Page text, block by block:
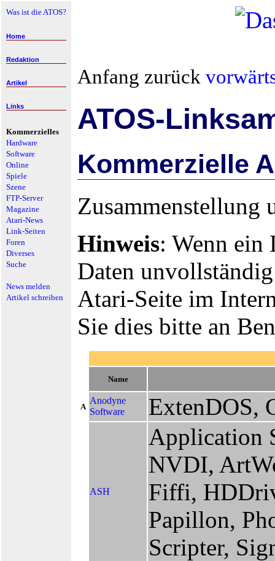
Was ist die ATOS?
Home
Redaktion
Artikel
Links
Kommerzielles
Hardware
Software
Online
Spiele
Szene
FTP-Server
Magazine
Atari-News
Link-Seiten
Foren
Diverses
Suche
News melden
Artikel schreiben
Anfang zurück
ATOS-
Kommerzielle
Zusammenstellung
Hinweis: Wenn
Daten
Atari-Seite im
Sie dies bitte an
Name
A
Anodyne
Software
ExtenDOS,
ASH
Application
NVDI,
Fiffi,
Papillon,
Scripter,